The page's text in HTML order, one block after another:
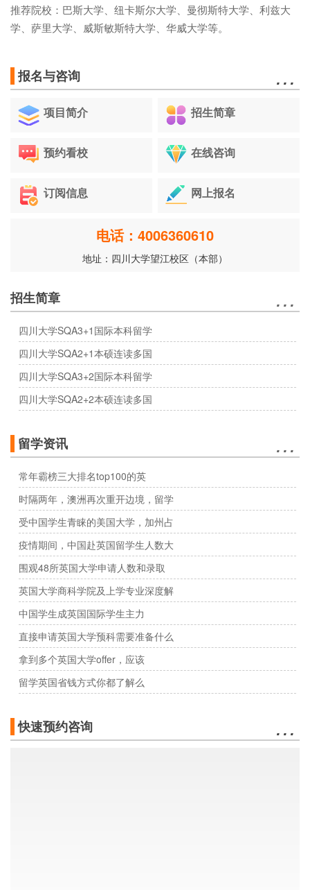
报名与咨询 …
项目简介 招生简章
预约看校 在线咨询
订阅信息 网上报名
电话：4006360610
地址：四川大学望江校区（本部）
招生简章 …
四川大学SQA3+1国际本科留学
四川大学SQA2+1本硕连读多国
四川大学SQA3+2国际本科留学
四川大学SQA2+2本硕连读多国
留学资讯 …
常年霸榜三大排名top100的英
时隔两年，澳洲再次重开边境，留学
受中国学生青睐的美国大学，加州占
疫情期间，中国赴英国留学生人数大
围观48所英国大学申请人数和录取
英国大学商科学院及上学专业深度解
中国学生成英国国际学生主力
直接申请英国大学预科需要准备什么
拿到多个英国大学offer，应该
留学英国省钱方式你都了解么
快速预约咨询 …
推荐院校：巴斯大学、纽卡斯尔大学、曼彻斯特大学、利兹大
学、萨里大学、威斯敏斯特大学、华威大学等。